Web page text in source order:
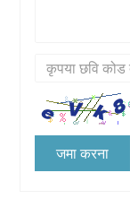
जमा करना